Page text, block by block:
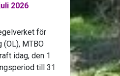
2026
för
MTBO
idag, den 1
till 31